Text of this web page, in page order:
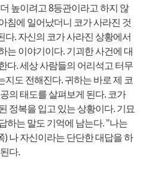
높이려고 8등관이라고 하지 않
침에 일어났더니 코가 사라진 것
. 자신의 코가 사라진 상황에서
는 이야기이다. 기괴한 사건에 대
다. 세상 사람들의 어리석고 터무
도 전해진다. 귀하는 바로 제 코
의 태도를 살펴보게 된다. 코가
정복을 입고 있는 상황이다. 기묘
하는 말도 기억에 남는다. "나는
나 자신이라는 단단한 대답을 하
다.